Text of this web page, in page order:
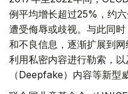
例平均增长超过25%，约
遭受侮辱或歧视。与此同
和不良信息，逐渐扩展到
利用私密内容进行勒索，
（Deepfake）内容等新型